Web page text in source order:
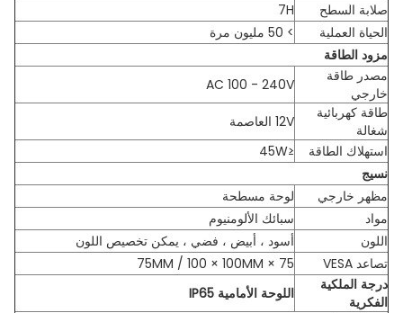
صلابة السطح
7H
الحياة العملية
> 50 مليون مرة
مزود الطاقة
مصدر طاقة
خارجي
AC 100 - 240V
طاقة كهربائية
شغالة
12V العاصمة
استهلاك الطاقة
≤45W
نسيج
مظهر خارجي
لوحة مسطحة
مواد
سبائك الألومنيوم
اللون
أسود ، أبيض ، فضي ، يمكن تخصيص اللون
تصاعد VESA
75 × 75MM / 100 × 100MM
درجة الملكية
الفكرية
اللوحة الأمامية IP65